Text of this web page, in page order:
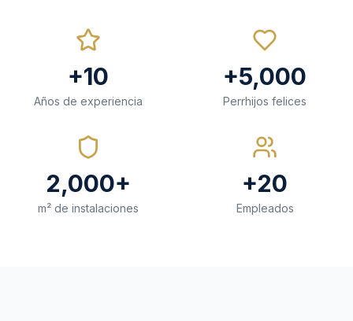
+10
Años de experiencia
+5,000
Perrhijos felices
2,000+
m² de instalaciones
+20
Empleados